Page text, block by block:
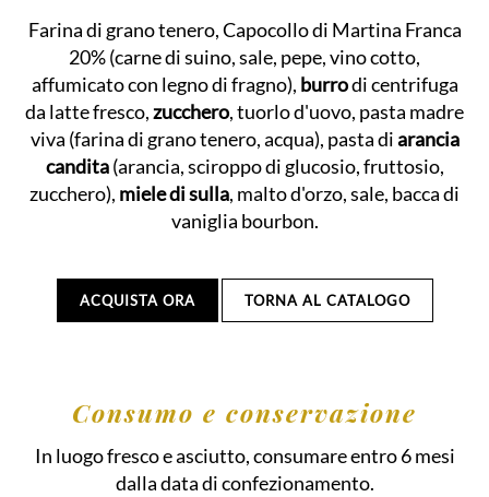
Farina di grano tenero, Capocollo di Martina Franca
20% (carne di suino, sale, pepe, vino cotto,
affumicato con legno di fragno), burrodi centrifuga
da latte fresco,zucchero, tuorlo d'uovo, pasta madre
viva (farina di grano tenero, acqua), pasta diarancia
candita(arancia, sciroppo di glucosio, fruttosio,
zucchero), miele di sulla, malto d'orzo, sale, bacca di
vaniglia bourbon.
ACQUISTA ORA TORNA AL CATALOGO
Consumo e conservazione
In luogo fresco e asciutto, consumare entro 6 mesi
dalla data di confezionamento.